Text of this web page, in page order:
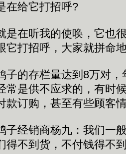
给它打招呼?
在听我的使唤，它也
它打招呼，大家就拼命
的存栏量达到8万对，
常是供不应求的，有时
款订购，甚至有些顾客
经销商杨九：我们一
得不到货，不付钱得不